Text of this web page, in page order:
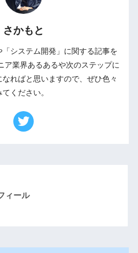
さかもと
「システム開発」に関する記事を
ア業界あるあるや次のステップに
ればと思いますので、ぜひ色々
ください。
ィール